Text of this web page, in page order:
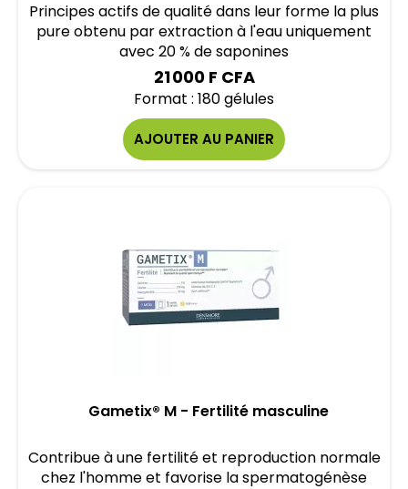
Principes actifs de qualité dans leur forme la plus
pure obtenu par extraction à l'eau uniquement
avec 20 % de saponines
21 000 F CFA
Format : 180 gélules
AJOUTER AU PANIER
Gametix® M - Fertilité masculine
Contribue à une fertilité et reproduction normale
chez l'homme et favorise la spermatogénèse